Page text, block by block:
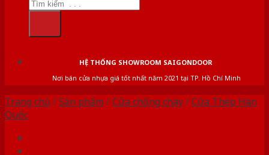
HỆ THỐNG SHOWROOM SAIGONDOOR
Nơi bán cửa nhựa giá tốt nhất năm 2021 tại TP. Hồ Chí Minh
Trang chủ /Sản phẩm /Cửa chống cháy/Cửa Thép Hàn
Quốc